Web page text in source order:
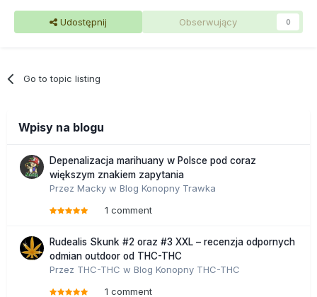
Udostępnij Obserwujący 0
Go to topic listing
Wpisy na blogu
Depenalizacja marihuany w Polsce pod coraz
większym znakiem zapytania
Przez Macky w Blog Konopny Trawka
1 comment
Rudealis Skunk #2 oraz #3 XXL – recenzja odpornych
odmian outdoor od THC-THC
Przez THC-THC w Blog Konopny THC-THC
1 comment